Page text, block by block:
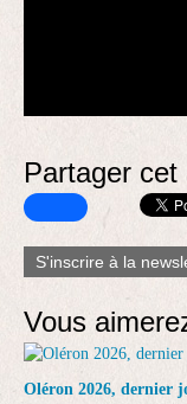
Partager cet
S'inscrire à la
Vous
Oléron 2026, dernier